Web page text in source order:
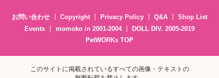
お問い合わせ Copyright Privacy Policy Q&A
Shop List
Events
momoko in 2001-2004
DOLL DIV. 2005-2019
PetWORKs TOP
このサイトに掲載されているすべての画像・テキストの